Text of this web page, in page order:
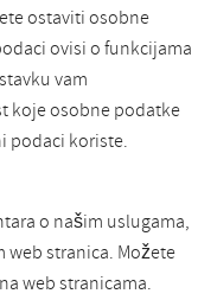
ostaviti osobne
ovisi o funkcijama
vam
koje osobne podatke
podaci koriste.
o našim uslugama,
stranica. Možete
web stranicama.